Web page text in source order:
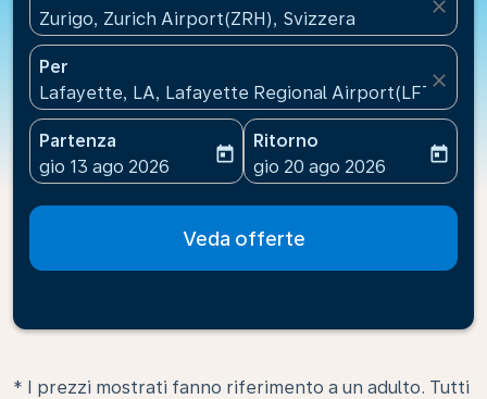
Zurigo, Zurich Airport(ZRH), Svizzera
close
Per
Lafayette, LA, Lafayette Regional Airport(LFT),
close
Partenza
fc-booking-departure-date-aria-label
gio 13 ago 2026
today
Ritorno
fc-booking-return-date-
gio 20 ago 2026
today
Veda offerte
* I prezzi mostrati fanno riferimento a un adulto. Tutti